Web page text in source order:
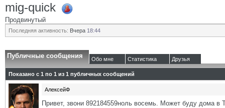
mig-quick
Продвинутый
Последняя активность: Вчера 18:44
Публичные сообщения Обо мне Статистика Друзья
Показано с 1 по 1 из 1 публичных сообщений
АлексейФ
Привет, звони 892184559ноль восемь. Может буду дома в